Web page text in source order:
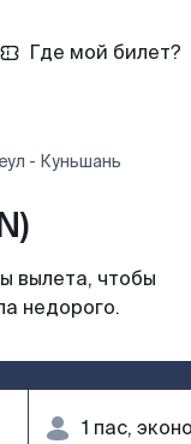
Где мой билет?
- Куньшань
вылета, чтобы
недорого.